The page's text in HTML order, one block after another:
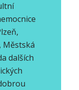
Městská
dalších